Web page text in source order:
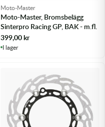
Moto-Master
Moto-Master, Bromsbelägg
Sinterpro Racing GP, BAK - m.fl.
399,00kr
I lager